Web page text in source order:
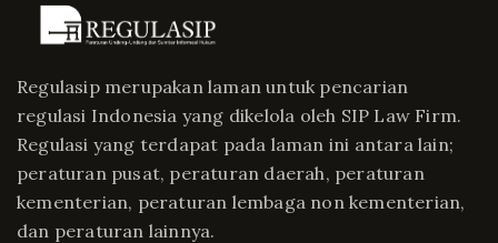
Regulasip merupakan laman untuk pencarian
regulasi Indonesia yang dikelola oleh SIP Law Firm.
Regulasi yang terdapat pada laman ini antara lain;
peraturan pusat, peraturan daerah, peraturan
kementerian, peraturan lembaga non kementerian,
dan peraturan lainnya.